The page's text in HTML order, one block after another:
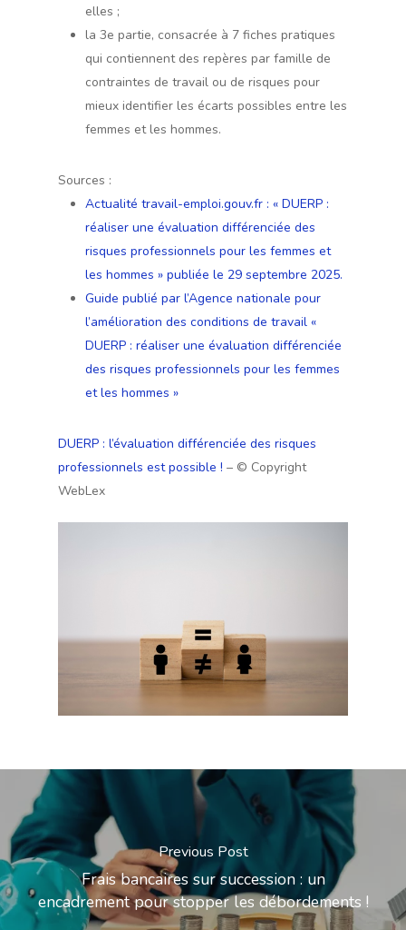
elles ;
la 3e partie, consacrée à 7 fiches pratiques
qui contiennent des repères par famille de
contraintes de travail ou de risques pour
mieux identifier les écarts possibles entre les
femmes et les hommes.
Sources :
Actualité travail-emploi.gouv.fr : « DUERP :
réaliser une évaluation différenciée des
risques professionnels pour les femmes et
les hommes » publiée le 29 septembre 2025.
Guide publié par l’Agence nationale pour
l’amélioration des conditions de travail «
DUERP : réaliser une évaluation différenciée
des risques professionnels pour les femmes
et les hommes »
DUERP : l’évaluation différenciée des risques
professionnels est possible ! – © Copyright
WebLex
Previous Post
Frais bancaires sur succession : un
encadrement pour stopper les débordements !